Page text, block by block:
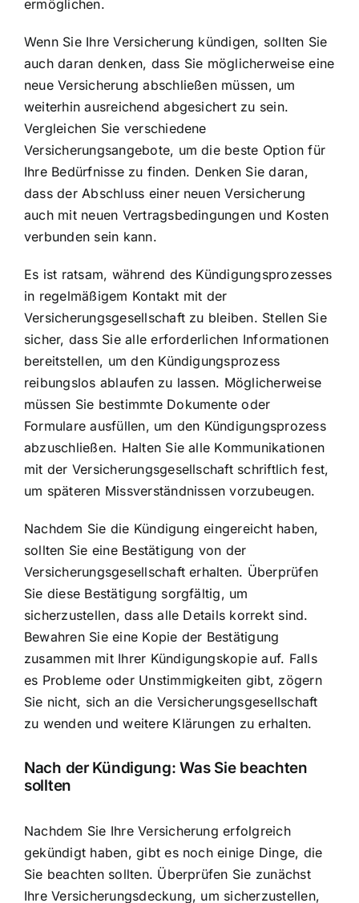
ermöglichen.
Wenn Sie Ihre Versicherung kündigen, sollten Sie
auch daran denken, dass Sie möglicherweise eine
neue Versicherung abschließen müssen, um
weiterhin ausreichend abgesichert zu sein.
Vergleichen Sie verschiedene
Versicherungsangebote, um die beste Option für
Ihre Bedürfnisse zu finden. Denken Sie daran,
dass der Abschluss einer neuen Versicherung
auch mit neuen Vertragsbedingungen und Kosten
verbunden sein kann.
Es ist ratsam, während des Kündigungsprozesses
in regelmäßigem Kontakt mit der
Versicherungsgesellschaft zu bleiben. Stellen Sie
sicher, dass Sie alle erforderlichen Informationen
bereitstellen, um den Kündigungsprozess
reibungslos ablaufen zu lassen. Möglicherweise
müssen Sie bestimmte Dokumente oder
Formulare ausfüllen, um den Kündigungsprozess
abzuschließen. Halten Sie alle Kommunikationen
mit der Versicherungsgesellschaft schriftlich fest,
um späteren Missverständnissen vorzubeugen.
Nachdem Sie die Kündigung eingereicht haben,
sollten Sie eine Bestätigung von der
Versicherungsgesellschaft erhalten. Überprüfen
Sie diese Bestätigung sorgfältig, um
sicherzustellen, dass alle Details korrekt sind.
Bewahren Sie eine Kopie der Bestätigung
zusammen mit Ihrer Kündigungskopie auf. Falls
es Probleme oder Unstimmigkeiten gibt, zögern
Sie nicht, sich an die Versicherungsgesellschaft
zu wenden und weitere Klärungen zu erhalten.
Nach der Kündigung: Was Sie beachten
sollten
Nachdem Sie Ihre Versicherung erfolgreich
gekündigt haben, gibt es noch einige Dinge, die
Sie beachten sollten. Überprüfen Sie zunächst
Ihre Versicherungsdeckung, um sicherzustellen,